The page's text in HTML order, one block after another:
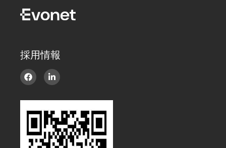
採用情報